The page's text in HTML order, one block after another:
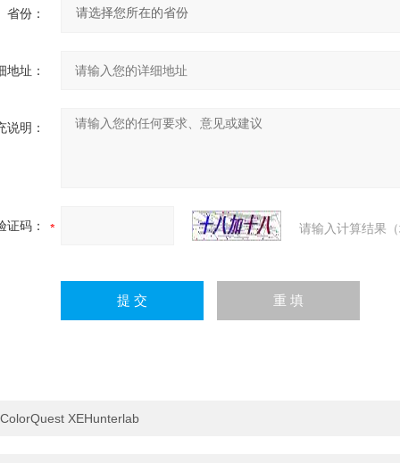
省份：
地址：
说明：
证码： 请输入计算结果
ColorQuest XEHunterlab